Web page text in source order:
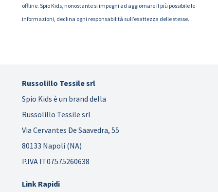
offline. Spio Kids, nonostante si impegni ad aggiornare il più possibile le
informazioni, declina ogni responsabilità sull’esattezza delle stesse.
Russolillo Tessile srl
Spio Kids è un brand della
Russolillo Tessile srl
Via Cervantes De Saavedra, 55
80133 Napoli (NA)
P.IVA IT07575260638
Link Rapidi